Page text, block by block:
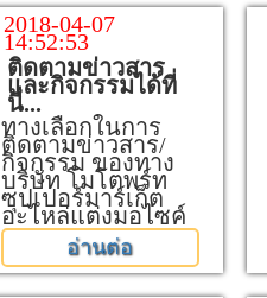
2018-04-07
14:52:53
ติดตามข่าวสาร
และกิจกรรมได้ที่
นี่...
ทางเลือกในการ
ติดตามข่าวสาร/
กิจกรรม ของทาง
บริษัท โมโตพร์ท
ซุปเปอร์มาร์เก็ต
อะไหล่แต่งมอไซค์
อ่านต่อ